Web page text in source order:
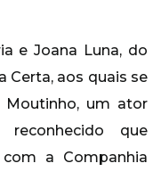
e Joana Luna, do
Certa, aos quais se
um ator
reconhecido que
a Companhia